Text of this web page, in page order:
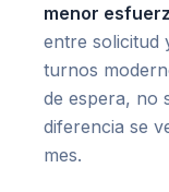
menor
entre solicitud
turnos
de espera, no
diferencia se
mes.